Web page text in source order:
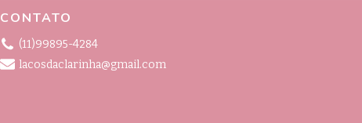
CONTATO
(11)99895-4284
lacosdaclarinha@gmail.com